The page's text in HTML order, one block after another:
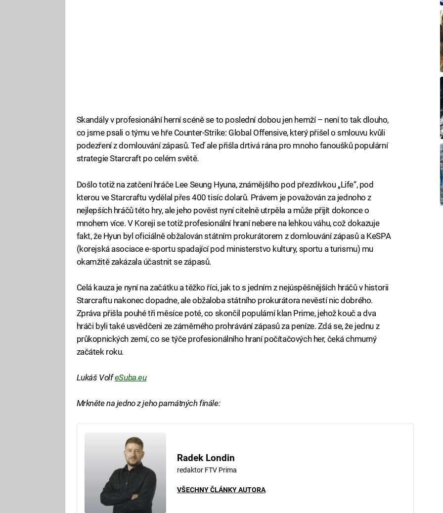
Skandály v profesionální herní scéně se to poslední dobou jen hemží – není to tak dlouho,
co jsme psali o týmu ve hře Counter-Strike: Global Offensive, který přišel o smlouvu kvůli
podezření z domlouvání zápasů. Teď ale přišla drtivá rána pro mnoho fanoušků populární
strategie Starcraft po celém světě.
Došlo totiž na zatčení hráče Lee Seung Hyuna, známějšího pod přezdívkou „Life“, pod
kterou ve Starcraftu vydělal přes 400 tisíc dolarů. Právem je považován za jednoho z
nejlepších hráčů této hry, ale jeho pověst nyní citelně utrpěla a může přijít dokonce o
mnohem více. V Koreji se totiž profesionální hraní nebere na lehkou váhu, což dokazuje
fakt, že Hyun byl oficiálně obžalován státním prokurátorem z domlouvání zápasů a KeSPA
(korejská asociace e-sportu spadající pod ministerstvo kultury, sportu a turismu) mu
okamžitě zakázala účastnit se zápasů.
Celá kauza je nyní na začátku a těžko říci, jak to s jedním z nejúspěšnějších hráčů v historii
Starcraftu nakonec dopadne, ale obžaloba státního prokurátora nevěstí nic dobrého.
Zpráva přišla pouhé tři měsíce poté, co skončil populární klan Prime, jehož kouč a dva
hráči byli také usvědčeni ze záměrného prohrávání zápasů za peníze. Zdá se, že jednu z
průkopnických zemí, co se týče profesionálního hraní počítačových her, čeká chmurný
začátek roku.
Lukáš VolfeSuba.eu
Mrkněte na jedno z jeho památných finále:
Radek Londin
redaktor FTV Prima
VŠECHNY ČLÁNKY AUTORA